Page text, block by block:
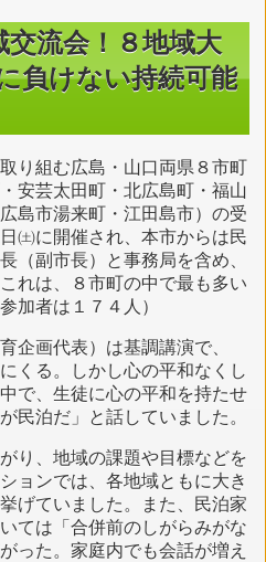
交流会！８地域大
負けない持続可能
り組む広島・山口両県８市町
安芸太田町・北広島町・福山
島市湯来町・江田島市）の受
㈯に開催され、本市からは民
（副市長）と事務局を含め、
れは、８市町の中で最も多い
加者は１７４人）
企画代表）は基調講演で、
くる。しかし心の平和なくし
で、生徒に心の平和を持たせ
民泊だ」と話していました。
り、地域の課題や目標などを
ョンでは、各地域ともに大き
げていました。また、民泊家
ては「合併前のしがらみがな
った。家庭内でも会話が増え